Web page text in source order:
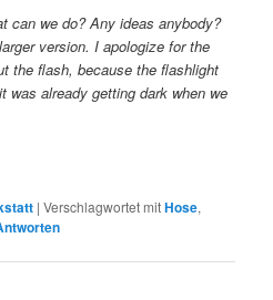
can we do? Any ideas anybody?
version. I apologize for the
the flash, because the flashlight
was already getting dark when we
|Verschlagwortet mitHose,